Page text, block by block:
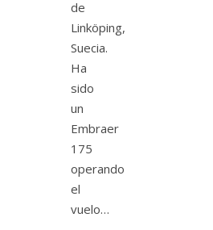
de
Linköping,
Suecia.
Ha
sido
un
Embraer
175
operando
el
vuelo…